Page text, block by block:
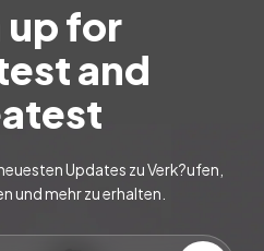
up for
and
Updates zu Verk?ufen,
und mehr zu erhalten.